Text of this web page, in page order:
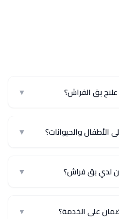
بق الفراش؟ ▼
الأطفال والحيوانات؟ ▼
لدي بق فراش؟ ▼
على الخدمة؟ ▼